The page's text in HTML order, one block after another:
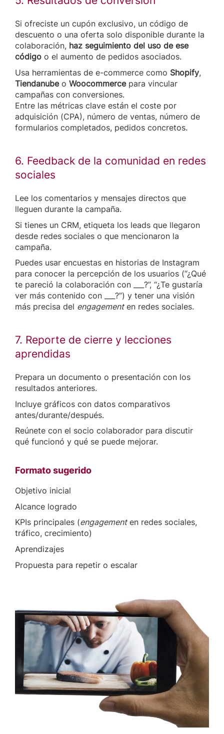
Si ofreciste un cupón exclusivo, un código de
descuento o una oferta solo disponible durante la
colaboración, haz seguimiento del uso de ese
código o el aumento de pedidos asociados.
Usa herramientas de e-commerce como Shopify,
Tiendanubeo Woocommercepara vincular
campañas con conversiones.
Entre las métricas clave están el coste por
adquisición (CPA), número de ventas, número de
formularios completados, pedidos concretos.
6. Feedback de la comunidad en redes
sociales
Lee los comentarios y mensajes directos que
lleguen durante la campaña.
Si tienes un CRM, etiqueta los leads que llegaron
desde redes sociales o que mencionaron la
campaña.
Puedes usar encuestas en historias de Instagram
para conocer la percepción de los usuarios (“¿Qué
te pareció la colaboración con ___?”, “¿Te gustaría
ver más contenido con ___?”) y tener una visión
más precisa del engagementen redes sociales.
7. Reporte de cierre y lecciones
aprendidas
Prepara un documento o presentación con los
resultados anteriores.
Incluye gráficos con datos comparativos
antes/durante/después.
Reúnete con el socio colaborador para discutir
qué funcionó y qué se puede mejorar.
Formato sugerido
Objetivo inicial
Alcance logrado
KPIs principales (engagementen redes sociales,
tráfico, crecimiento)
Aprendizajes
Propuesta para repetir o escalar